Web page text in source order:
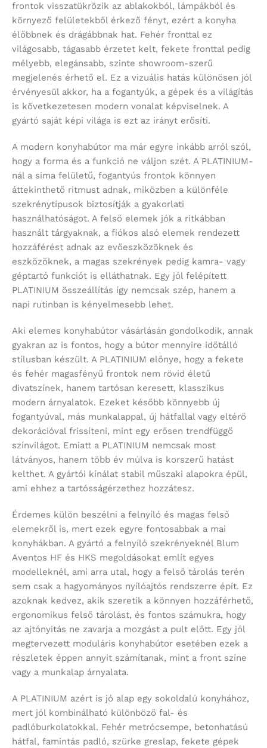
frontok visszatükrözik az ablakokból, lámpákból és
környező felületekből érkező fényt, ezért a konyha
élőbbnek és drágábbnak hat. Fehér fronttal ez
világosabb, tágasabb érzetet kelt, fekete fronttal pedig
mélyebb, elegánsabb, szinte showroom-szerű
megjelenés érhető el. Ez a vizuális hatás különösen jól
érvényesül akkor, ha a fogantyúk, a gépek és a világítás
is következetesen modern vonalat képviselnek. A
gyártó saját képi világa is ezt az irányt erősíti.
A modern konyhabútor ma már egyre inkább arról szól,
hogy a forma és a funkció ne váljon szét. A PLATINIUM-
nál a sima felületű, fogantyús frontok könnyen
áttekinthető ritmust adnak, miközben a különféle
szekrénytípusok biztosítják a gyakorlati
használhatóságot. A felső elemek jók a ritkábban
használt tárgyaknak, a fiókos alsó elemek rendezett
hozzáférést adnak az evőeszközöknek és
eszközöknek, a magas szekrények pedig kamra- vagy
géptartó funkciót is elláthatnak. Egy jól felépített
PLATINIUM összeállítás így nemcsak szép, hanem a
napi rutinban is kényelmesebb lehet.
Aki elemes konyhabútor vásárlásán gondolkodik, annak
gyakran az is fontos, hogy a bútor mennyire időtálló
stílusban készült. A PLATINIUM előnye, hogy a fekete
és fehér magasfényű frontok nem rövid életű
divatszínek, hanem tartósan keresett, klasszikus
modern árnyalatok. Ezeket később könnyebb új
fogantyúval, más munkalappal, új hátfallal vagy eltérő
dekorációval frissíteni, mint egy erősen trendfüggő
színvilágot. Emiatt a PLATINIUM nemcsak most
látványos, hanem több év múlva is korszerű hatást
kelthet. A gyártói kínálat stabil műszaki alapokra épül,
ami ehhez a tartósságérzethez hozzátesz.
Érdemes külön beszélni a felnyíló és magas felső
elemekről is, mert ezek egyre fontosabbak a mai
konyhákban. A gyártó a felnyíló szekrényeknél Blum
Aventos HF és HKS megoldásokat említ egyes
modelleknél, ami arra utal, hogy a felső tárolás terén
sem csak a hagyományos nyílóajtós rendszerre épít. Ez
azoknak kedvez, akik szeretik a könnyen hozzáférhető,
ergonomikus felső tárolást, és fontos számukra, hogy
az ajtónyitás ne zavarja a mozgást a pult előtt. Egy jól
megtervezett moduláris konyhabútor esetében ezek a
részletek éppen annyit számítanak, mint a front színe
vagy a munkalap árnyalata.
A PLATINIUM azért is jó alap egy sokoldalú konyhához,
mert jól kombinálható különböző fal- és
padlóburkolatokkal. Fehér metrócsempe, betonhatású
hátfal, famintás padló, szürke greslap, fekete gépek